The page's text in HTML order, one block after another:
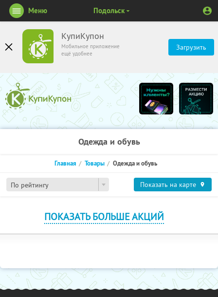
КупиКупон
Мобильное приложение
ещё удобнее
Загрузить
Меню Подольск
Одежда и обувь
По рейтингу
Главная Товары Одежда и обувь
Показать на карте
ПОКАЗАТЬ БОЛЬШЕ АКЦИЙ